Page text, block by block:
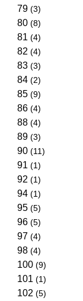
79(3)
80(8)
81(4)
82(4)
83(3)
84(2)
85(9)
86(4)
88(4)
89(3)
90(11)
91(1)
92(1)
94(1)
95(5)
96(5)
97(4)
98(4)
100(9)
101(1)
102(5)